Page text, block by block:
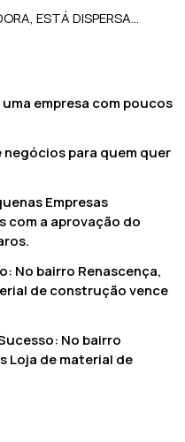
ESTÁ DISPERSA…
empresa com poucos
negócios para quem quer
Empresas
com a aprovação do
No bairro Renascença,
de construção vence
No bairro
Loja de material de